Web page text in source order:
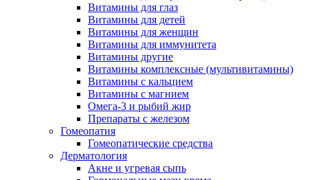
Витамины для глаз
Витамины для детей
Витамины для женщин
Витамины для иммунитета
Витамины другие
Витамины комплексные (мультивитамины)
Витамины с кальцием
Витамины с магнием
Омега-3 и рыбий жир
Препараты с железом
Гомеопатия
Гомеопатические средства
Дерматология
Акне и угревая сыпь